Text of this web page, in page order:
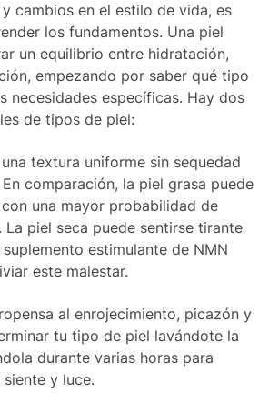
cambios en el estilo de vida, es
los fundamentos. Una piel
un equilibrio entre hidratación,
empezando por saber qué tipo
necesidades específicas. Hay dos
de tipos de piel:
textura uniforme sin sequedad
comparación, la piel grasa puede
una mayor probabilidad de
La piel seca puede sentirse tirante
estimulante de NMN
este malestar.
al enrojecimiento, picazón y
tu tipo de piel lavándote la
durante varias horas para
y luce.